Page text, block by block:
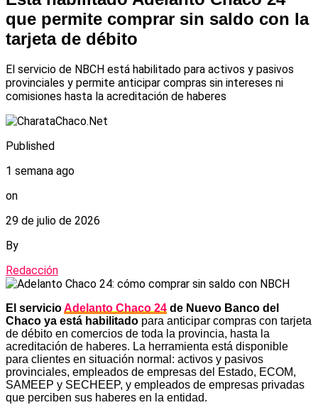
que permite comprar sin saldo con la
tarjeta de débito
El servicio de NBCH está habilitado para activos y pasivos
provinciales y permite anticipar compras sin intereses ni
comisiones hasta la acreditación de haberes
Published
1 semana ago
on
29 de julio de 2026
By
Redacción
El servicioAdelanto Chaco 24 de Nuevo Banco del
Chaco ya está habilitado para anticipar compras con tarjeta
de débito en comercios de toda la provincia, hasta la
acreditación de haberes. La herramienta está disponible
para clientes en situación normal: activos y pasivos
provinciales, empleados de empresas del Estado, ECOM,
SAMEEP y SECHEEP, y empleados de empresas privadas
que perciben sus haberes en la entidad.